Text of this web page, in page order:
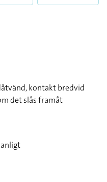
kontakt bredvid
det slås framåt